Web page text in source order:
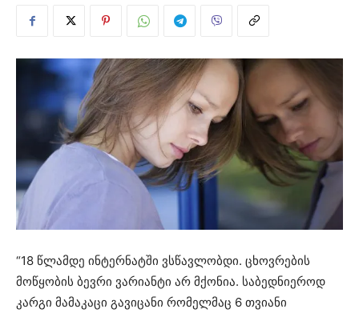
“18 წლამდე ინტერნატში ვსწავლობდი. ცხოვრების
მოწყობის ბევრი ვარიანტი არ მქონია. საბედნიეროდ
კარგი მამაკაცი გავიცანი რომელმაც 6 თვიანი